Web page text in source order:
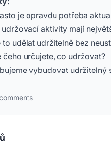
je opravdu potřeba
udržovací aktivity mají
to udělat udržitelně bez
čeho určujete, co udržovat?
vybudovat udržitelný